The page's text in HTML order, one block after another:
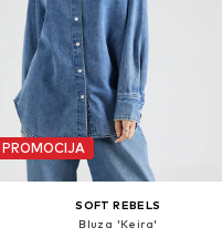
PROMOCIJA
SOFT REBELS
Bluza 'Keira'